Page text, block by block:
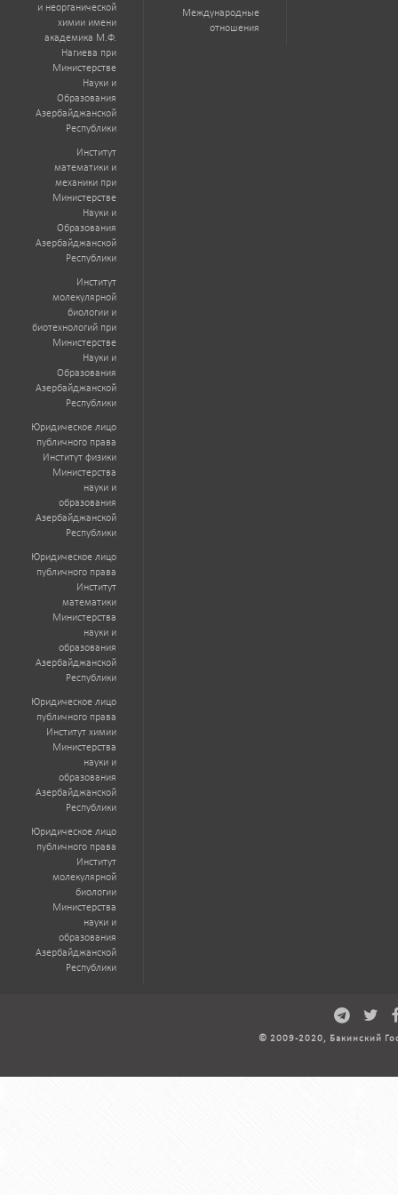
и неорганической
химии имени
академика М.Ф.
Нагиева при
Министерстве
Науки и
Образования
Азербайджанской
Республики
Институт
математики и
механики при
Министерстве
Науки и
Образования
Азербайджанской
Республики
Институт
молекулярной
биологии и
биотехнологий при
Министерстве
Науки и
Образования
Азербайджанской
Республики
Юридическое лицо
публичного права
Институт физики
Министерства
науки и
образования
Азербайджанской
Республики
Юридическое лицо
публичного права
Институт
математики
Министерства
науки и
образования
Азербайджанской
Республики
Юридическое лицо
публичного права
Институт химии
Министерства
науки и
образования
Азербайджанской
Республики
Юридическое лицо
публичного права
Институт
молекулярной
биологии
Министерства
науки и
образования
Азербайджанской
Республики
Международные
отношения
© 2009-2020, Бакинский